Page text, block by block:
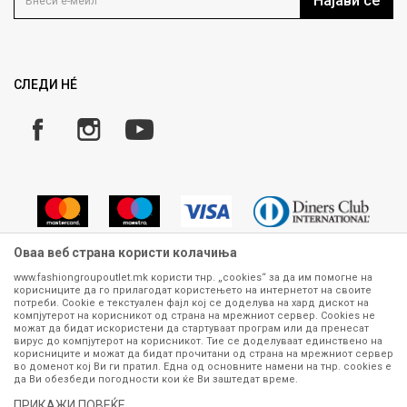
Како да купите
Замена и рефундација на производи
Плаќање
СЛЕДИ НÉ
Сите информации околу производите кои се изложени на нашата
онлајн продавница се стремиме да бидат конкретни, точни и прецизни,
меѓутоа не можеме да гарантираме дека се без ниту една грешка или
пак дека сите производи во моментот се достапни на залиха.
Фотографиите се најверодостојниот приказ на производот. Доколку
дојде до потреба за замена на производ или рефундација, процедурата
Оваа веб страна користи колачиња
www.fashiongroupoutlet.mk користи тнр. „cookies“ за да им помогне на
корисниците да го прилагодат користењето на интернетот на своите
потреби. Cookie е текстуален фајл кој се доделува на хард дискот на
компјутерот на корисникот од страна на мрежниот сервер. Cookies не
можат да бидат искористени да стартуваат програм или да пренесат
вирус до компјутерот на корисникот. Тие се доделуваат единствено на
корисниците и можат да бидат прочитани од страна на мрежниот сервер
во доменот кој Ви ги пратил. Една од основните намени на тнр. сookies е
да Ви обезбеди погодности кои ќе Ви заштедат време.